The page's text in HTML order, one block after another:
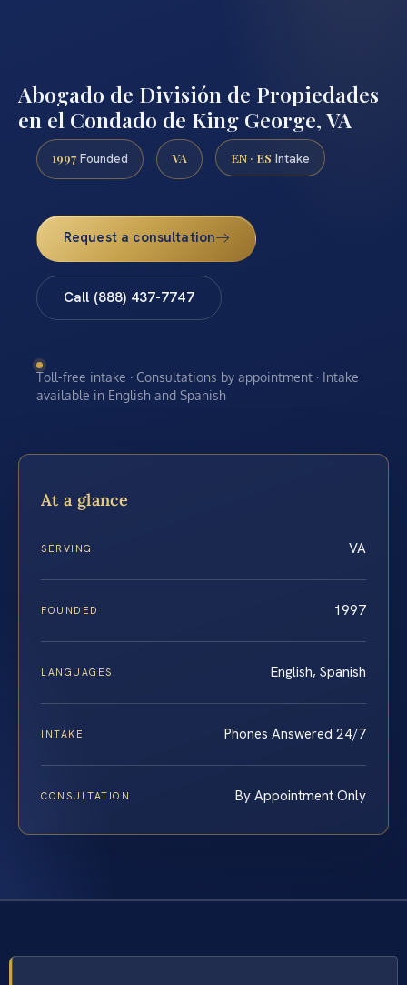
Abogado de División de Propiedades
en el Condado de King George, VA
1997 Founded VA EN · ES Intake
Request a consultation
Call (888) 437-7747
Toll-free intake · Consultations by appointment · Intake
available in English and Spanish
At a glance
SERVING VA
FOUNDED 1997
LANGUAGES English, Spanish
INTAKE Phones Answered 24/7
CONSULTATION By Appointment Only